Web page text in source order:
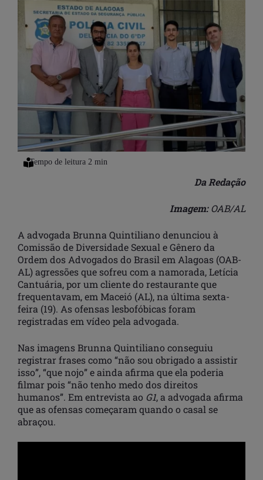
Da Redação
Imagem:OAB/AL
A advogada Brunna Quintiliano denunciou à
Comissão de Diversidade Sexual e Gênero da
Ordem dos Advogados do Brasil em Alagoas (OAB-
AL) agressões que sofreu com a namorada, Letícia
Cantuária, por um cliente do restaurante que
frequentavam, em Maceió (AL), na última sexta-
feira (19). As ofensas lesbofóbicas foram
registradas em vídeo pela advogada.
Nas imagens Brunna Quintiliano conseguiu
registrar frases como “não sou obrigado a assistir
isso”, “que nojo” e ainda afirma que ela poderia
filmar pois “não tenho medo dos direitos
humanos”. Em entrevista ao G1, a advogada afirma
que as ofensas começaram quando o casal se
abraçou.